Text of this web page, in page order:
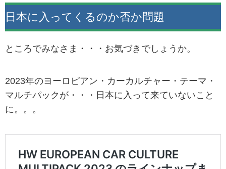
日本に入ってくるのか否か問題
ところでみなさま・・・お気づきでしょうか。
2023年のヨーロピアン・カーカルチャー・テーマ・
マルチパックが・・・日本に入って来ていないこと
に。。。